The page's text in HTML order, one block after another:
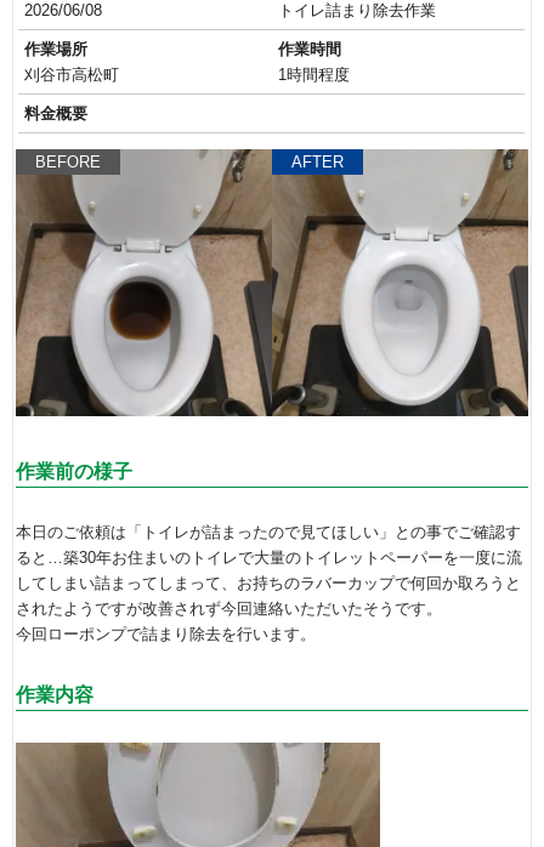
2026/06/08
トイレ詰まり除去作業
作業場所
刈谷市高松町
作業時間
1時間程度
料金概要
BEFORE AFTER
作業前の様子
本日のご依頼は「トイレが詰まったので見てほしい」との事でご確認す
ると…築30年お住まいのトイレで大量のトイレットペーパーを一度に流
してしまい詰まってしまって、お持ちのラバーカップで何回か取ろうと
されたようですが改善されず今回連絡いただいたそうです。
今回ローポンプで詰まり除去を行います。
作業内容